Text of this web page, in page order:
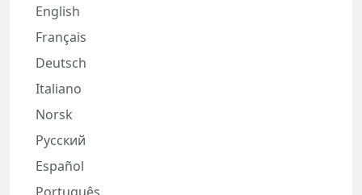
English
Français
Deutsch
Italiano
Norsk
Русский
Español